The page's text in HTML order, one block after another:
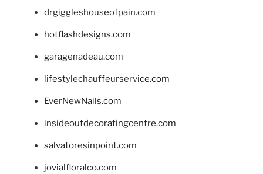
drgiggleshouseofpain.com
hotflashdesigns.com
garagenadeau.com
lifestylechauffeurservice.com
EverNewNails.com
insideoutdecoratingcentre.com
salvatoresinpoint.com
jovialfloralco.com